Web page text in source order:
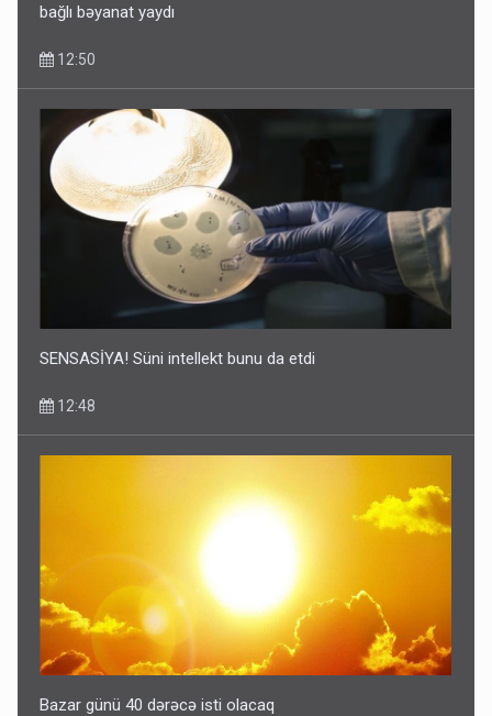
bağlı bəyanat yaydı
12:50
SENSASİYA! Süni intellekt bunu da etdi
12:48
Bazar günü 40 dərəcə isti olacaq